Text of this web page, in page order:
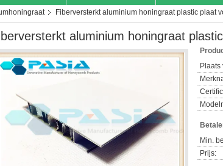
Fiberversterkt aluminium honingraat plastic plaat
aluminium honingraat
Plaats
Min.
Prijs: